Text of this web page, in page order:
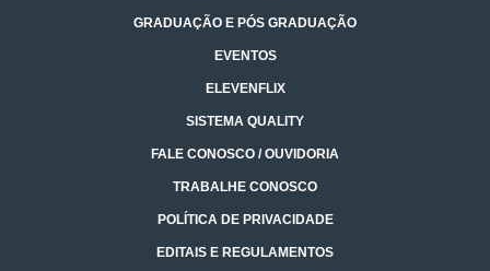
GRADUAÇÃO E PÓS GRADUAÇÃO
EVENTOS
ELEVENFLIX
SISTEMA QUALITY
FALE CONOSCO / OUVIDORIA
TRABALHE CONOSCO
POLÍTICA DE PRIVACIDADE
EDITAIS E REGULAMENTOS